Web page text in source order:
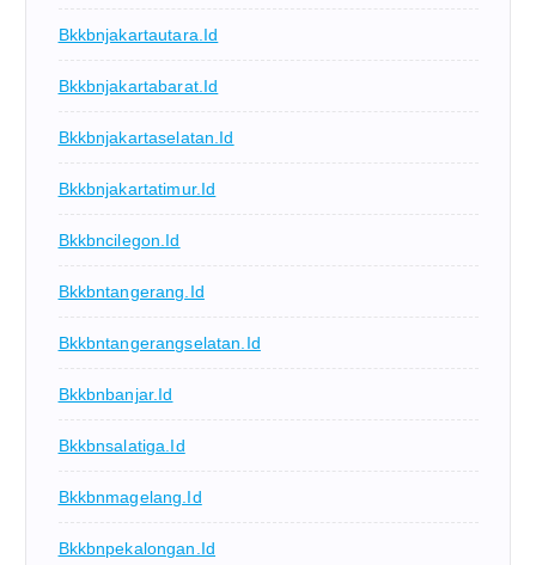
Bkkbnjakartautara.id
Bkkbnjakartabarat.id
Bkkbnjakartaselatan.id
Bkkbnjakartatimur.id
Bkkbncilegon.id
Bkkbntangerang.id
Bkkbntangerangselatan.id
Bkkbnbanjar.id
Bkkbnsalatiga.id
Bkkbnmagelang.id
Bkkbnpekalongan.id